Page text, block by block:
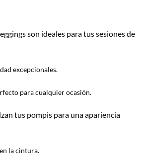
son ideales para tus sesiones de
excepcionales.
para cualquier ocasión.
tus pompis para una apariencia
la cintura.